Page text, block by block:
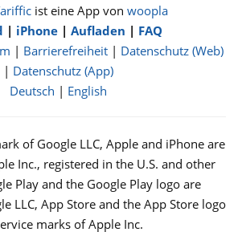
ist eine App von woopla
| iPhone| Aufladen | FAQ
| Barrierefreiheit | Datenschutz (Web)
| Datenschutz (App)
Deutsch | English
of Google LLC, Apple and iPhone are
Inc., registered in the U.S. and other
Play and the Google Play logo are
LLC, App Store and the App Store logo
marks of Apple Inc.